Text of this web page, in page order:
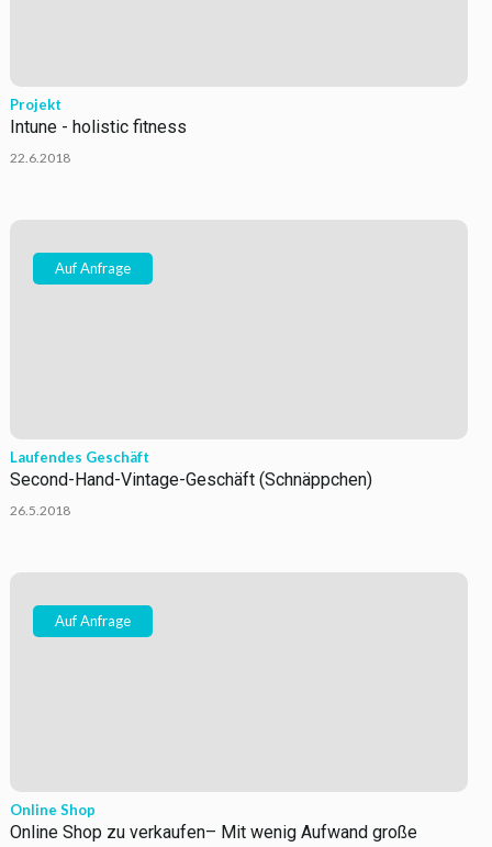
Projekt
Intune - holistic fitness
22.6.2018
Auf Anfrage
Laufendes Geschäft
Second-Hand-Vintage-Geschäft (Schnäppchen)
26.5.2018
Auf Anfrage
Online Shop
Online Shop zu verkaufen– Mit wenig Aufwand große